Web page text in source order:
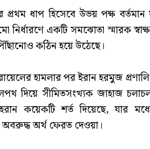
ধাপ হিসেবে উভয় পক্ষ বর্তমান
একটি সমঝোতা স্মারক
কঠিন হয়ে উঠেছে।
হামলার পর ইরান হরমুজ
দিয়ে সীমিতসংখ্যক জাহাজ
কয়েকটি শর্ত দিয়েছে, যার
অবরুদ্ধ অর্থ ফেরত দেওয়া।